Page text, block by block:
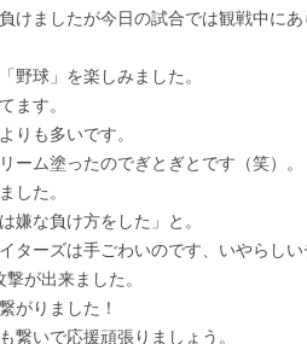
けましたが今日の試合では観戦中に
野球」を楽しみました。
ます。
りも多いです。
ーム塗ったのでぎとぎとです（笑）。
した。
嫌な負け方をした」と。
ターズは手ごわいのです、いやらしい
が出来ました。
がりました！
繋いで応援頑張りましょう。